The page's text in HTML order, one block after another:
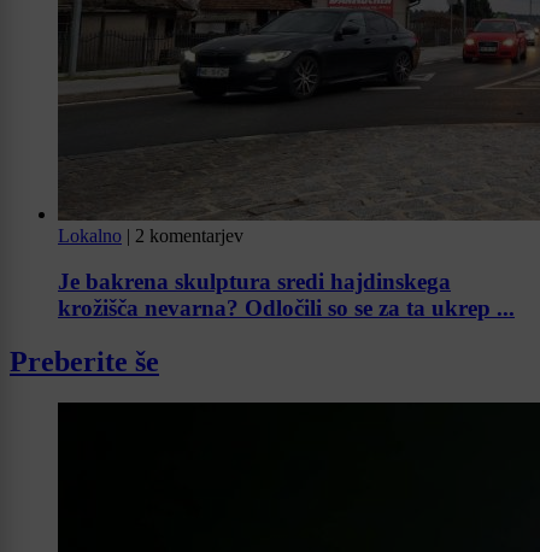
Lokalno | 2 komentarjev
Je bakrena skulptura sredi hajdinskega
krožišča nevarna? Odločili so se za ta ukrep ...
Preberite še